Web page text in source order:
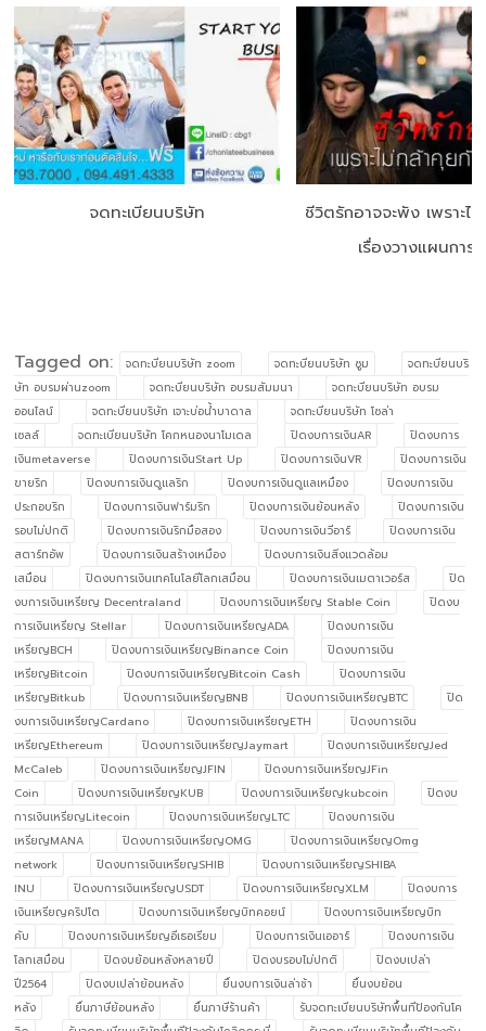
จดทะเบียนบริษัท
ชีวิตรักอาจจะพัง เพราะไ
เรื่องวางแผนการ
Tagged on: จดทะบียนบริษัท zoom จดทะบียนบริษัท ซูม
จดทะบียนบริ
ษัท อบรมผ่านzoom
จดทะบียนบริษัท อบรมสัมมนา
จดทะบียนบริษัท อบรม
ออนไลน์
จดทะบียนบริษัท เจาะบ่อน้ำบาดาล
จดทะบียนบริษัท โซล่า
เซลล์
จดทะเบียนบริษัท โคกหนองนาโมเดล ปิดงบการเงินAR
ปิดงบการ
เงินmetaverse
ปิดงบการเงินStart Up ปิดงบการเงินVR
ปิดงบการเงิน
ขายริก
ปิดงบการเงินดูแลริก ปิดงบการเงินดูแลเหมือง
ปิดงบการเงิน
ประกอบริก
ปิดงบการเงินฟาร์มริก ปิดงบการเงินย้อนหลัง
ปิดงบการเงิน
รอบไม่ปกติ
ปิดงบการเงินริกมือสอง ปิดงบการเงินวีอาร์
ปิดงบการเงิน
สตาร์ทอัพ
ปิดงบการเงินสร้างเหมือง
ปิดงบการเงินสิ่งแวดล้อม
เสมือน
ปิดงบการเงินเทคโนโลยีโลกเสมือน ปิดงบการเงินเมตาเวอร์ส
ปิด
งบการเงินเหรียญ Decentraland
ปิดงบการเงินเหรียญ Stable Coin
ปิดงบ
การเงินเหรียญ Stellar
ปิดงบการเงินเหรียญADA
ปิดงบการเงิน
เหรียญBCH
ปิดงบการเงินเหรียญBinance Coin
ปิดงบการเงิน
เหรียญBitcoin
ปิดงบการเงินเหรียญBitcoin Cash
ปิดงบการเงิน
เหรียญBitkub
ปิดงบการเงินเหรียญBNB ปิดงบการเงินเหรียญBTC
ปิด
งบการเงินเหรียญCardano
ปิดงบการเงินเหรียญETH
ปิดงบการเงิน
เหรียญEthereum
ปิดงบการเงินเหรียญJaymart
ปิดงบการเงินเหรียญJed
McCaleb
ปิดงบการเงินเหรียญJFIN
ปิดงบการเงินเหรียญJFin
Coin
ปิดงบการเงินเหรียญKUB ปิดงบการเงินเหรียญkubcoin
ปิดงบ
การเงินเหรียญLitecoin
ปิดงบการเงินเหรียญLTC
ปิดงบการเงิน
เหรียญMANA
ปิดงบการเงินเหรียญOMG
ปิดงบการเงินเหรียญOmg
network
ปิดงบการเงินเหรียญSHIB
ปิดงบการเงินเหรียญSHIBA
INU
ปิดงบการเงินเหรียญUSDT ปิดงบการเงินเหรียญXLM
ปิดงบการ
เงินเหรียญคริปโต
ปิดงบการเงินเหรียญบิทคอยน์
ปิดงบการเงินเหรียญบิท
คับ
ปิดงบการเงินเหรียญอีเธอเรียม ปิดงบการเงินเออาร์
ปิดงบการเงิน
โลกเสมือน
ปิดงบย้อนหลังหลายปี ปิดงบรอบไม่ปกติ
ปิดงบเปล่า
ปี2564
ปิดงบเปล่าย้อนหลัง ยื่นงบการเงินล่าช้า
ยื่นงบย้อน
หลัง
ยื่นภาษีย้อนหลัง ยื่นภาษีร้านค้า
รับจดทะเบียนบริษัทพื้นทีป้องกันโค